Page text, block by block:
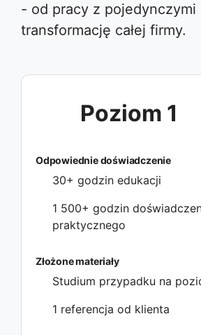
- od pracy z pojedynczymi
transformację całej firmy.
Poziom 1
Odpowiednie doświadczenie
30+ godzin edukacji
1 500+ godzin
praktycznego
Złożone materiały
Studium przypadku na
1 referencja od klienta